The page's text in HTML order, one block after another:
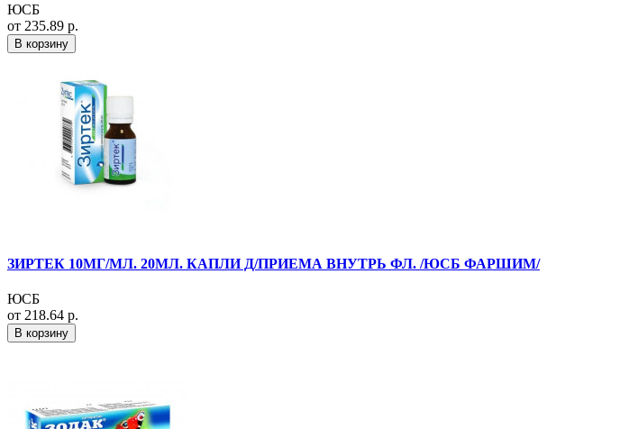
ЮСБ
от 235.89 р.
В корзину
ЗИРТЕК 10МГ/МЛ. 20МЛ. КАПЛИ Д/ПРИЕМА ВНУТРЬ ФЛ. /ЮСБ ФАРШИМ/
ЮСБ
от 218.64 р.
В корзину